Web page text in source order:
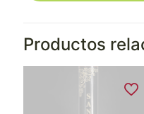
Productos